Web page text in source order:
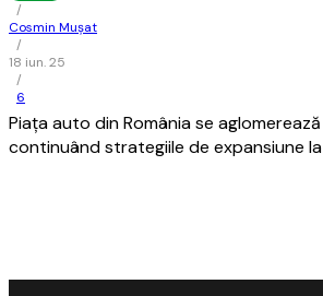
/
Cosmin Mușat
/
18 iun. 25
/
6
Piaţa auto din România se
continuând strategiile de expansiune la